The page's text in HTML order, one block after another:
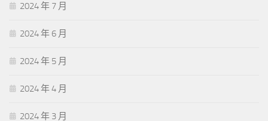
2024 年 7 月
2024 年 6 月
2024 年 5 月
2024 年 4 月
2024 年 3 月